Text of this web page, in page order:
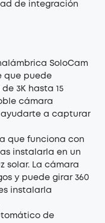
de integración
SoloCam
que puede
3K hasta 15
cámara
ayudarte a capturar
que funciona con
instalarla en un
solar. La cámara
y puede girar 360
instalarla
de